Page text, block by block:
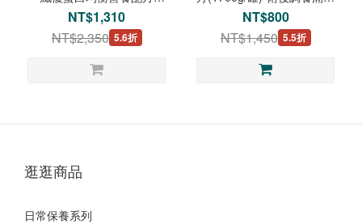
(1600g/罐)-衛福部核可特殊
營養食品
NT$1,310
NT$2,350 5.6折
營養
NT$800
NT$1,450 5.5折
逛逛商品
日常保養系列